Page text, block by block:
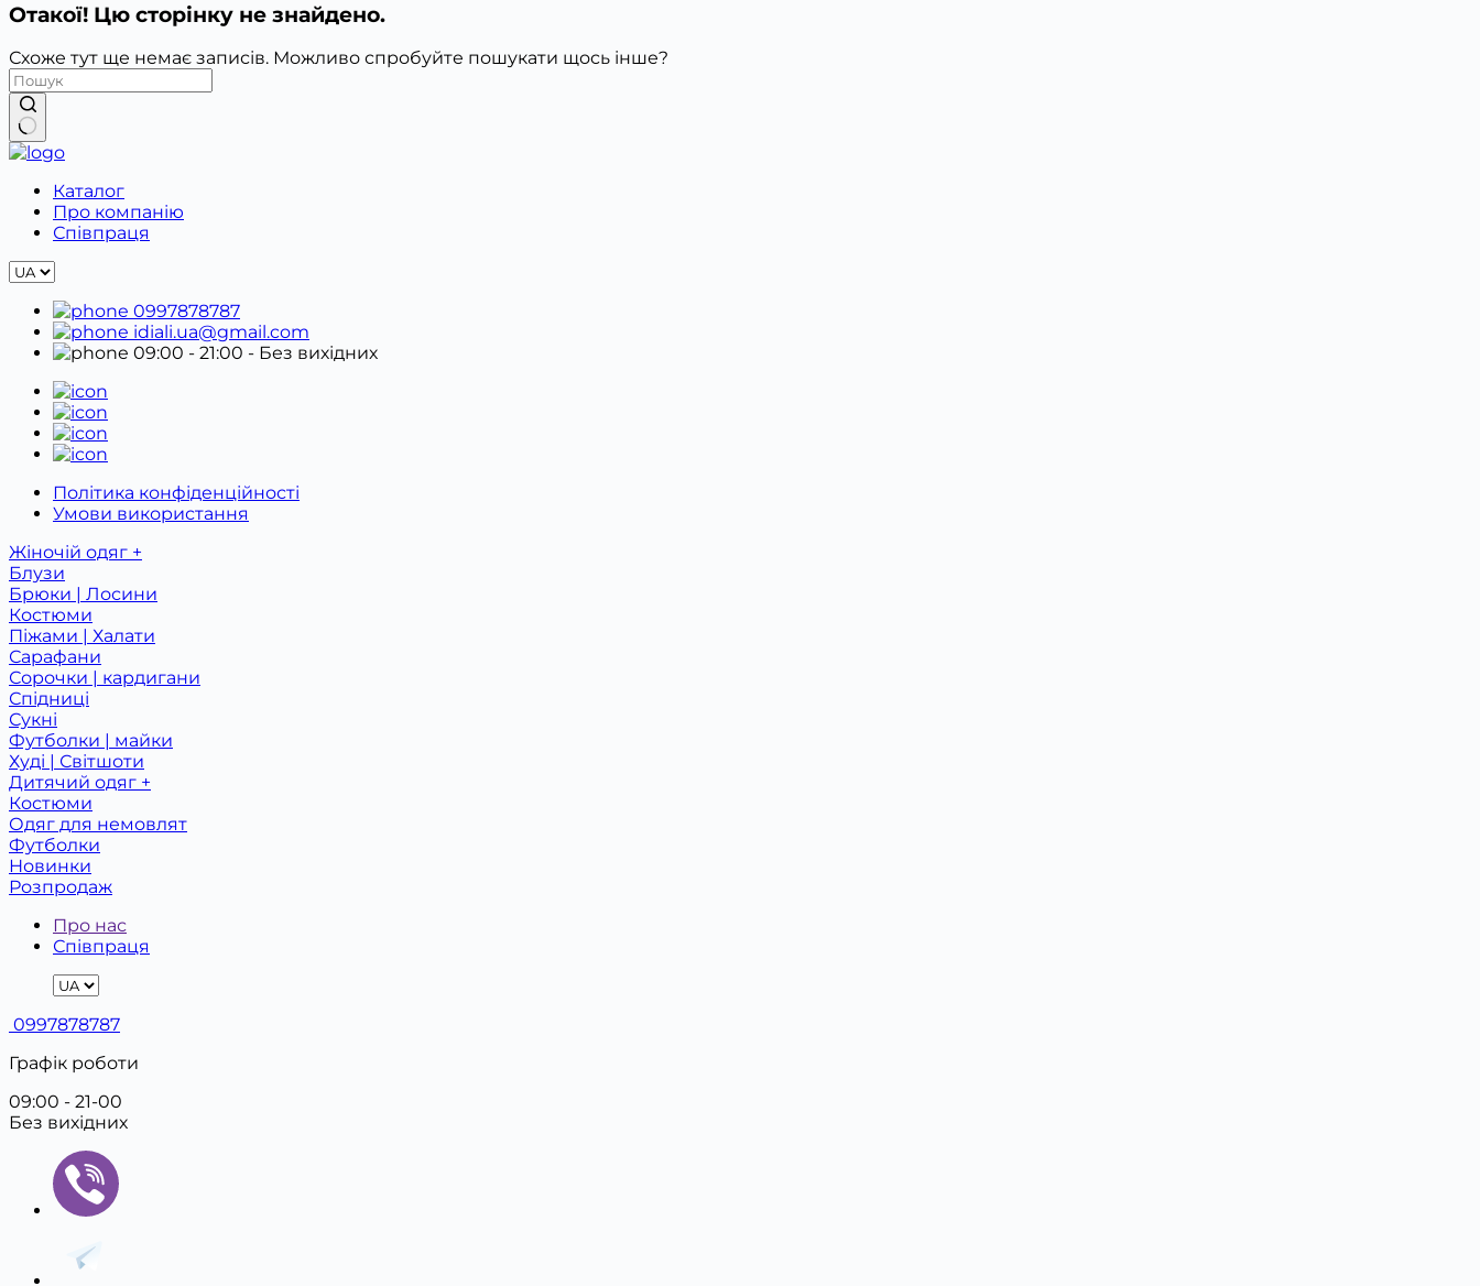
Отакої! Цю сторінку не знайдено.
Схоже тут ще немає записів. Можливо спробуйте пошукати щось інше?
Немає
Каталог
Про компанію
Співпраця
0997878787
idiali.ua@gmail.com
09:00 - 21:00 - Без вихідних
Політика конфіденційності
Умови використання
Жіночій одяг +
Блузи
Брюки | Лосини
Костюми
Піжами | Халати
Сарафани
Сорочки | кардигани
Спідниці
Сукні
Футболки | майки
Худі | Світшоти
Дитячий одяг +
Костюми
Одяг для немовлят
Футболки
Новинки
Розпродаж
Про нас
Співпраця
0997878787
Графік роботи
09:00 - 21-00
Без вихідних